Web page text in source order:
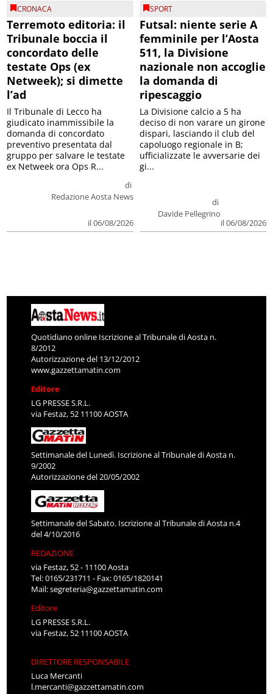
CRONACA
Terremoto editoria: il
Tribunale boccia il
concordato delle
testate Ops (ex
Netweek); si dimette
l’ad
di
Redazione Aosta News
il 06/08/2026
Il Tribunale di Lecco ha
giudicato inammissibile la
domanda di concordato
preventivo presentata dal
gruppo per salvare le testate
ex Netweek ora Ops R...
SPORT
Futsal: niente serie A
femminile per l’Aosta
511, la Divisione
nazionale non accoglie
la domanda di
ripescaggio
di
Davide Pellegrino
il 06/08/2026
La Divisione calcio a 5 ha
deciso di non varare un girone
dispari, lasciando il club del
capoluogo regionale in B;
ufficializzate le avversarie dei
gi...
Quotidiano online Iscrizione al Tribunale di Aosta n.
8/2012
Autorizzazione del 13/12/2012
www.gazzettamatin.com
Editore
LG PRESSE S.R.L.
via Festaz, 52 11100 AOSTA
Settimanale del Lunedì. Iscrizione al Tribunale di Aosta n.
9/2002
Autorizzazione del 20/05/2002
Settimanale del Sabato. Iscrizione al Tribunale di Aosta n.4
del 4/10/2016
REDAZIONE
via Festaz, 52 - 11100 Aosta
Tel: 0165/231711 - Fax: 0165/1820141
Mail:segreteria@gazzettamatin.com
Editore
LG PRESSE S.R.L.
via Festaz, 52 11100 AOSTA
DIRETTORE RESPONSABILE
Luca Mercanti
l.mercanti@gazzettamatin.com